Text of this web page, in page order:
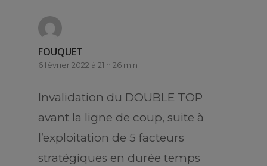
FOUQUET
6 février 2022 à 21 h 26 min
Invalidation du DOUBLE TOP
avant la ligne de coup, suite à
l’exploitation de 5 facteurs
stratégiques en durée temps